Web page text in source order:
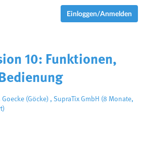
Einloggen/Anmelden
10: Funktionen,
Goecke (Göcke), SupraTix GmbH (8 Monate,